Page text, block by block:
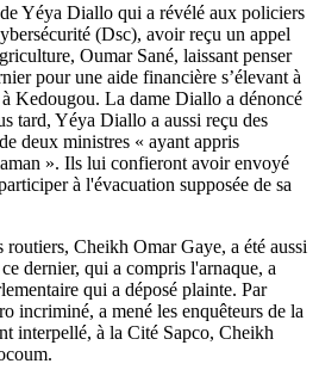
Yéya Diallo qui a révélé aux policiers
(Dsc), avoir reçu un appel
Oumar Sané, laissant penser
pour une aide financière s’élevant à
Kedougou. La dame Diallo a dénoncé
tard, Yéya Diallo a aussi reçu des
deux ministres « ayant appris
». Ils lui confieront avoir envoyé
à l'évacuation supposée de sa
Cheikh Omar Gaye, a été aussi
dernier, qui a compris l'arnaque, a
qui a déposé plainte. Par
incriminé, a mené les enquêteurs de la
interpellé, à la Cité Sapco, Cheikh